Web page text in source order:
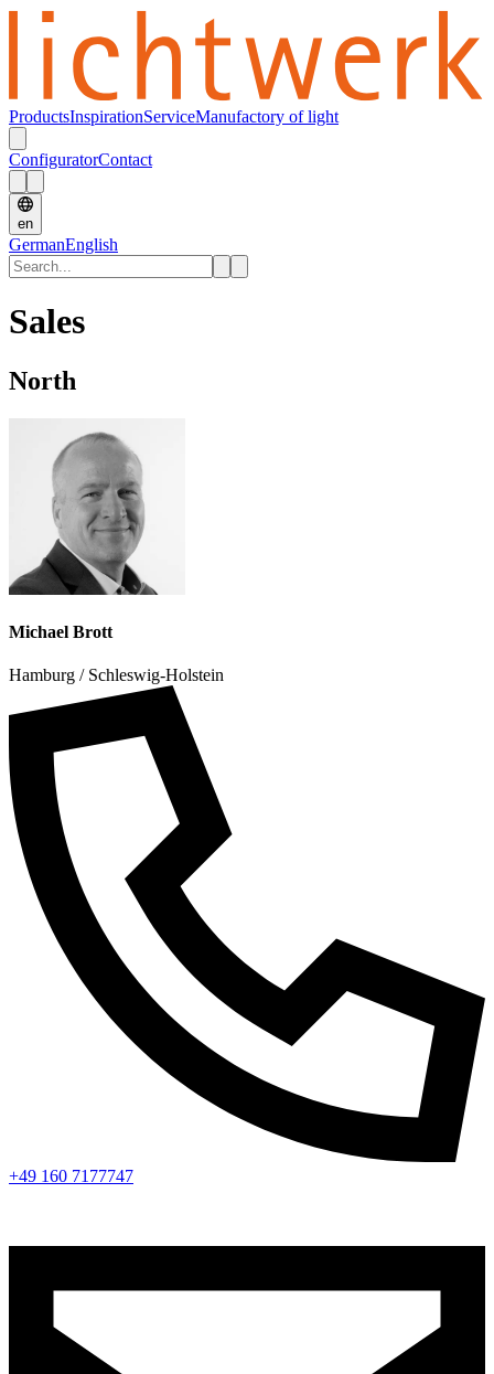
ProductsInspirationServiceManufactory of light
ConfiguratorContact
en
GermanEnglish
Sales
North
Michael Brott
Hamburg / Schleswig-Holstein
+49 160 7177747